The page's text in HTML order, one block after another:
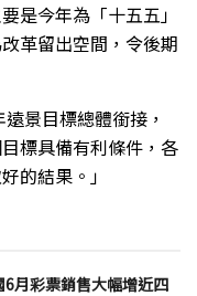
是今年為「十五五」
革留出空間，令後期
景目標總體銜接，
標具備有利條件，各
的結果。」
月彩票銷售大幅增近四